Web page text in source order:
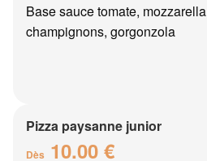
Base sauce tomate,
champignons, gorgonzola
Pizza paysanne junior
Dès 10.00 €